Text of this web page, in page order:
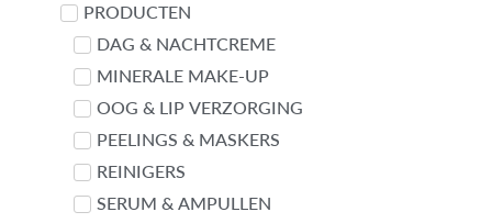
PRODUCTEN
DAG & NACHTCREME
MINERALE MAKE-UP
OOG & LIP VERZORGING
PEELINGS & MASKERS
REINIGERS
SERUM & AMPULLEN